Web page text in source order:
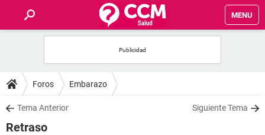
MENU
FOROS
SALUD
Foros Embarazo
Tema Anterior Siguiente Tema
Retraso